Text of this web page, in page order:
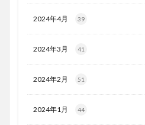
2024年4月 39
2024年3月 41
2024年2月 51
2024年1月 44